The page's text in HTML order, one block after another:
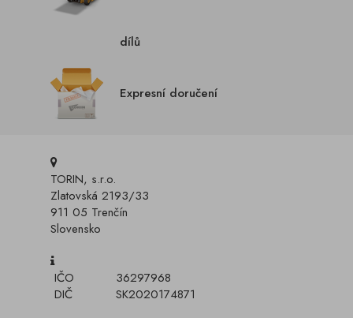
dílů
Expresní doručení
TORIN, s.r.o.
Zlatovská 2193/33
911 05 Trenčín
Slovensko
IČO
36297968
DIČ
SK2020174871